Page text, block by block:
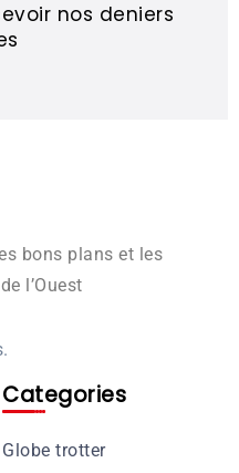
nos deniers
bons plans et les
l’Ouest
Categories
Globe trotter